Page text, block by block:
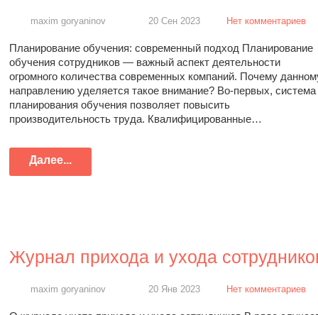
maxim goryaninov 20 Сен 2023 Нет комментариев
Планирование обучения: современный подход Планирование
обучения сотрудников — важный аспект деятельности
огромного количества современных компаний. Почему
направлению уделяется такое внимание? Во-первых, система
планирования обучения позволяет повысить
производительность труда. Квалифицированные…
Далее...
Журнал прихода и ухода
maxim goryaninov 20 Янв 2023 Нет комментариев